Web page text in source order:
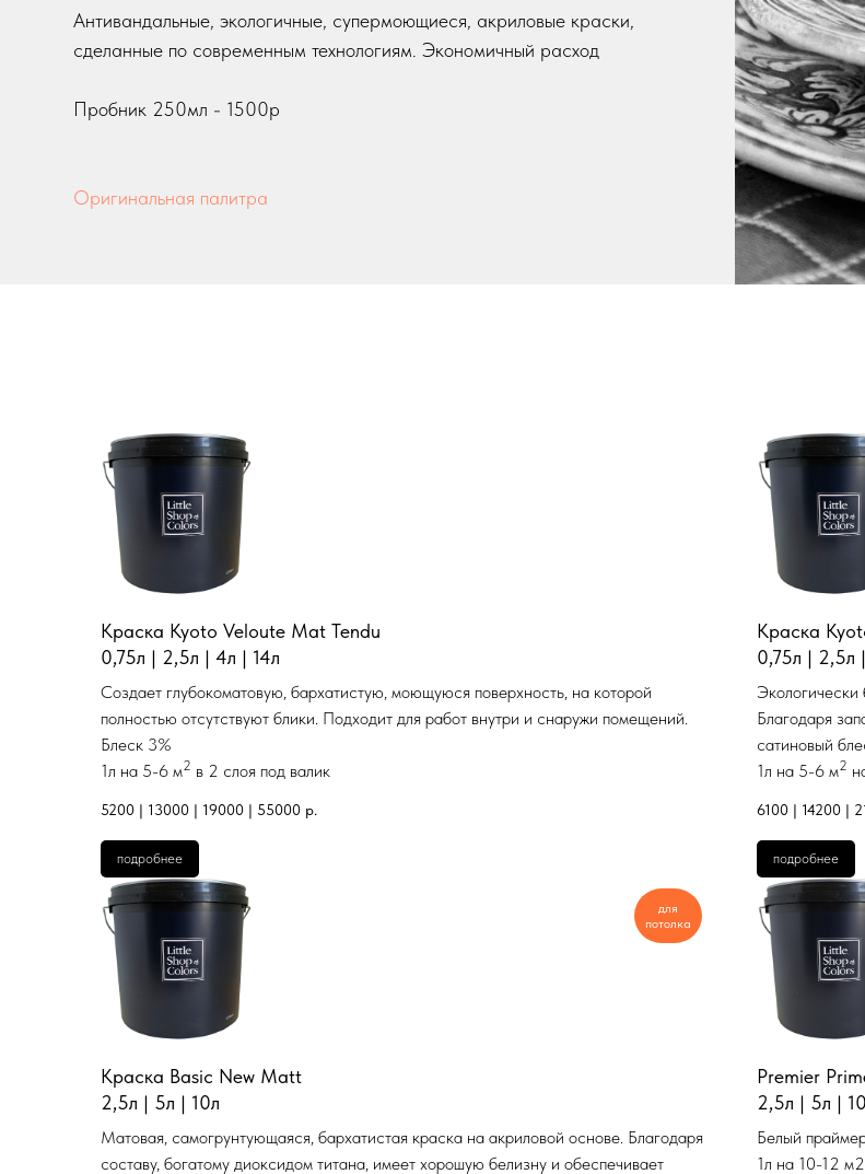
Антивандальные, экологичные, супермоющиеся, акриловые краски,
сделанные по современным технологиям. Экономичный расход
Пробник 250мл - 1500р
Оригинальная палитра
Краска Kyoto Veloute Mat Tendu
0,75л | 2,5л | 4л | 14л
Создает глубокоматовую, бархатистую, моющуюся поверхность, на которой
полностью отсутствуют блики. Подходит для работ внутри и снаружи помещений.
Блеск 3%
1л на 5-6 м2 в 2 слоя под валик
5200 | 13000 | 19000 | 55000 р.
подробнее
Краска
0,75л | 2,5л
Экологически
Благодаря
сатиновый
1л на 5-6 м2
6100 | 14200 |
подробнее
для
потолка
Краска Basic New Matt
2,5л | 5л | 10л
Матовая, самогрунтующаяся, бархатистая краска на акриловой основе. Благодаря
составу, богатому диоксидом титана, имеет хорошую белизну и обеспечивает
Premier
2,5л | 5л |
Белый
1л на 10-12